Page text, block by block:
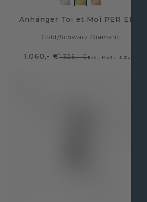
Anhänger Toi et Moi PER EME
Gold /Schwarz Diamant
1.060,- €1.325,- €Exkl. MwSt. & Zölle